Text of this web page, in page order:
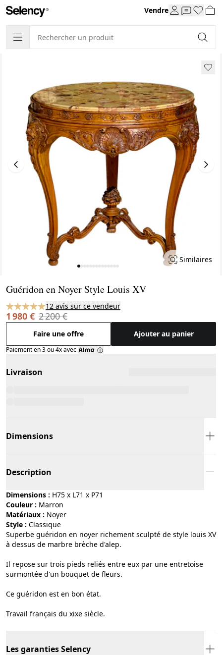
Vendre
Similaires
Guéridon en Noyer Style Louis XV
12 avis sur ce vendeur
1 980 € 2 200 €
Faire une offre Ajouter au panier
Paiement en 3 ou 4x avec
Livraison
Dimensions
Description
Dimensions : H75 x L71 x P71
Couleur :
marron
Matériaux :
noyer
Style :
classique
Superbe guéridon en noyer richement sculpté de style louis XV
à dessus de marbre brèche d'alep.
Il repose sur trois pieds reliés entre eux par une entretoise
surmontée d'un bouquet de fleurs.
Ce guéridon est en bon état.
Travail français du xixe siècle.
Les garanties Selency